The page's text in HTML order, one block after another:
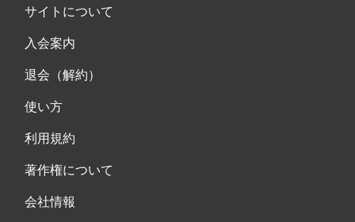
サイトについて
入会案内
退会（解約）
使い方
利用規約
著作権について
会社情報